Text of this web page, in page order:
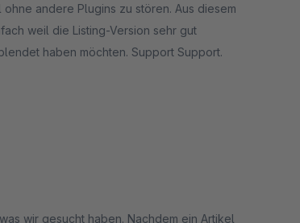
andere Plugins zu stören. Aus diesem
weil die Listing-Version sehr gut
haben möchten. Support Support.